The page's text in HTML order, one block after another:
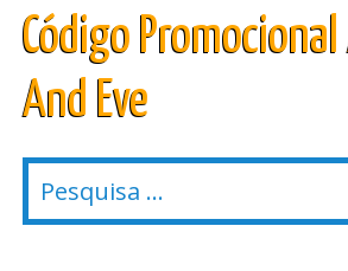
Código
And Eve